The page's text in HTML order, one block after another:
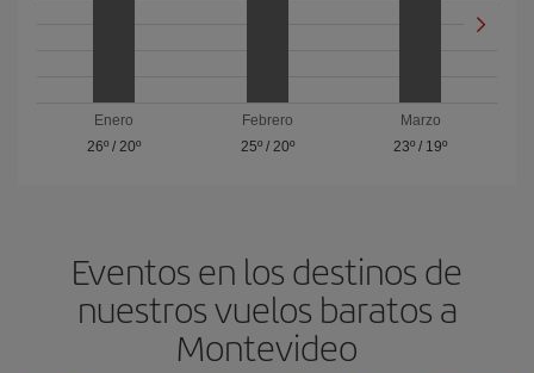
Enero
26º/ 20º
Febrero
25º/ 20º
Marzo
23º / 19º
Eventos en los destinos de
nuestros vuelos baratos a
Montevideo